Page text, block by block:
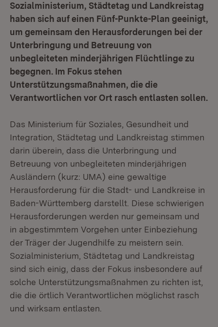
Sozialministerium, Städtetag und Landkreistag
haben sich auf einen Fünf-Punkte-Plan geeinigt,
um gemeinsam den Herausforderungen bei der
Unterbringung und Betreuung von
unbegleiteten minderjährigen Flüchtlinge zu
begegnen. Im Fokus stehen
Unterstützungsmaßnahmen, die die
Verantwortlichen vor Ort rasch entlasten sollen.
Das Ministerium für Soziales, Gesundheit und
Integration, Städtetag und Landkreistag stimmen
darin überein, dass die Unterbringung und
Betreuung von unbegleiteten minderjährigen
Ausländern (kurz: UMA) eine gewaltige
Herausforderung für die Stadt- und Landkreise in
Baden-Württemberg darstellt. Diese schwierigen
Herausforderungen werden nur gemeinsam und
in abgestimmtem Vorgehen unter Einbeziehung
der Träger der Jugendhilfe zu meistern sein.
Sozialministerium, Städtetag und Landkreistag
sind sich einig, dass der Fokus insbesondere auf
solche Unterstützungsmaßnahmen zu richten ist,
die die örtlich Verantwortlichen möglichst rasch
und wirksam entlasten.